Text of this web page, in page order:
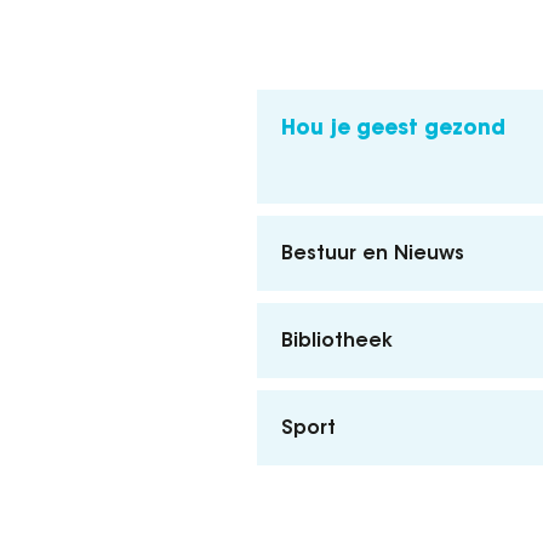
Hou je geest gezond
Bestuur en Nieuws
Bibliotheek
Sport